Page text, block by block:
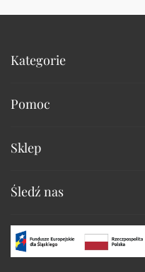
Kategorie
Pomoc
Sklep
Śledź nas